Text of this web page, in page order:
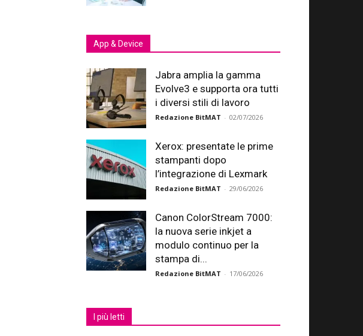
App & Device
Jabra amplia la gamma
Evolve3 e supporta ora tutti
i diversi stili di lavoro
Redazione BitMAT - 02/07/2026
Xerox: presentate le prime
stampanti dopo
l’integrazione di Lexmark
Redazione BitMAT - 29/06/2026
Canon ColorStream 7000:
la nuova serie inkjet a
modulo continuo per la
stampa di...
Redazione BitMAT - 17/06/2026
I più letti